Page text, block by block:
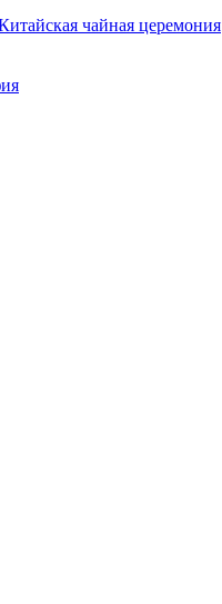
чайная церемония